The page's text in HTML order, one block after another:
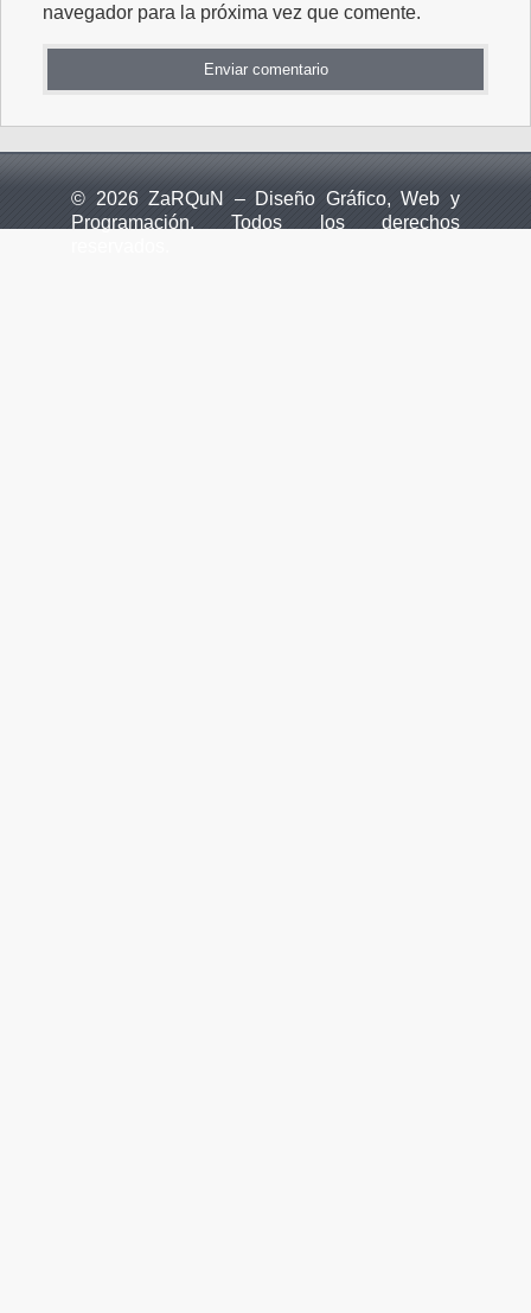
navegador para la próxima vez que comente.
© 2026 ZaRQuN – Diseño Gráfico, Web y
Programación. Todos los derechos